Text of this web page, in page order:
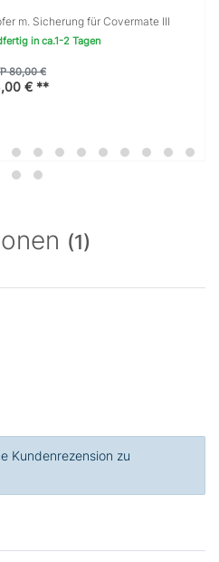
m. Sicherung für Covermate III
in ca.1-2 Tagen
80,00 €
€ **
(1)
Kundenrezension zu